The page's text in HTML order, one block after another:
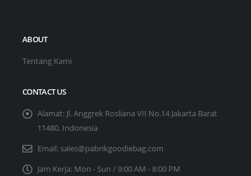
ABOUT
Tentang Kami
CONTACT US
Alamat: Jl. Anggrek Rosliana VII No.14 Jakarta Barat
11480. Indonesia
Email:sales@pabrikgoodiebag.com
Jam Kerja: Mon - Sun / 9:00 AM - 8:00 PM